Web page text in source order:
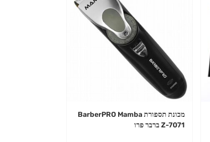
מכונת תספורת BarberPRO Mamba
Z-7071 ברבר פרו